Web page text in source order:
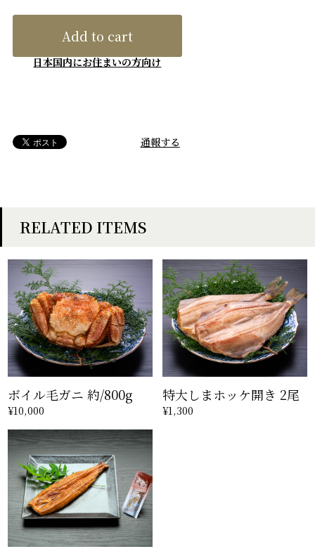
Add to cart
日本国内にお住まいの方向け
通報する
RELATED ITEMS
ボイル毛ガニ 約/800g
¥10,000
特大しまホッケ開き 2尾
¥1,300